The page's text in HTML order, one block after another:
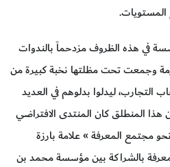
في هذه الظروف مزدحماً بالندوات
وجمعت تحت مظلتها نخبة كبيرة من
التجارب، ليدلوا بدلوهم في العديد
هذا المنطلق كان المنتدى الافتراضي
نحو مجتمع المعرفة » علامة بارزة
بالشراكة بين مؤسسة محمد بن